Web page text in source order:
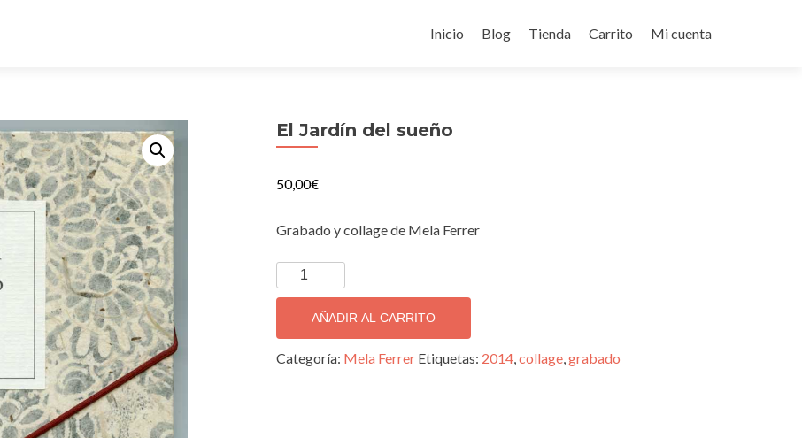
al
Inicio Blog Tienda Carrito Mi cuenta
El Jardín del sueño
50,00€
Grabado y collage de Mela Ferrer
Jardín
sueño
cantidad
AÑADIR AL CARRITO
Categoría: Mela Ferrer Etiquetas: 2014,collage,grabado